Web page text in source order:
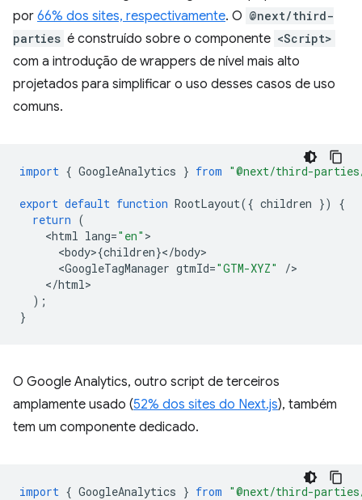
por 66% dos sites, respectivamente. O @next/third-
parties é construído sobre o componente <Script>
com a introdução de wrappers de nível mais alto
projetados para simplificar o uso desses casos de uso
comuns.
import { GoogleAnalytics } from "@next/third-
export default function RootLayout({ children })
{
return (
<html lang="en"
<body>{children}</body
<GoogleTagManager gtmId="GTM-XYZ" /
</html
);
}
O Google Analytics, outro script de terceiros
amplamente usado (52% dos sites do Next.js), também
tem um componente dedicado.
import { GoogleAnalytics } from "@next/third-